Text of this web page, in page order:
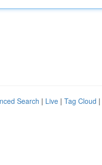
Search | Live | Tag Cloud |